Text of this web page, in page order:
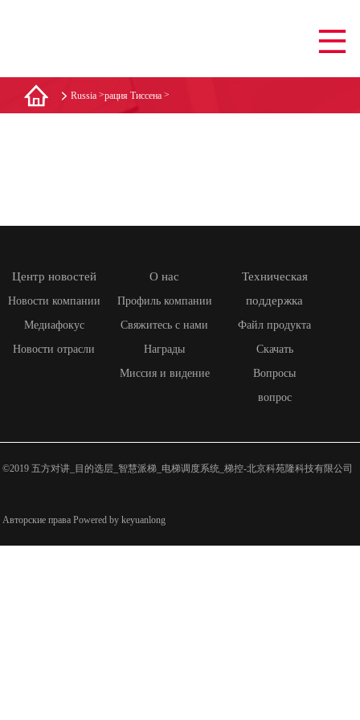
Russia >рация Тиссена >
Центр новостей
Новости компании
Медиафокус
Новости отрасли
О нас
Профиль компании
Свяжитесь с нами
Награды
Миссия и видение
Техническая
поддержка
Файл продукта
Скачать
Вопросы
вопрос
©2019 五方对讲_目的选层_智慧派梯_电梯调度系统_梯控-北京科苑隆科技有限公司
Авторские права Powered by keyuanlong